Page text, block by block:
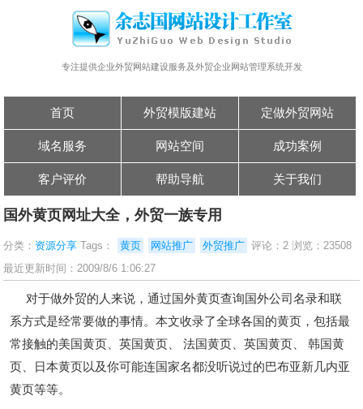
专注提供企业外贸网站建设服务及外贸企业网站管理系统开发
首页 外贸模版建站 定做外贸网站
域名服务 网站空间 成功案例
客户评价 帮助导航 关于我们
国外黄页网址大全，外贸一族专用
分类： 资源分享 Tags： 黄页 网站推广 外贸推广 评论：2 浏览：23508
最近更新时间：2009/8/6 1:06:27
对于做外贸的人来说，通过国外黄页查询国外公司名录和联
系方式是经常要做的事情。本文收录了全球各国的黄页，包括最
常接触的美国黄页、英国黄页、 法国黄页、英国黄页、 韩国黄
页、日本黄页以及你可能连国家名都没听说过的巴布亚新几内亚
黄页等等。